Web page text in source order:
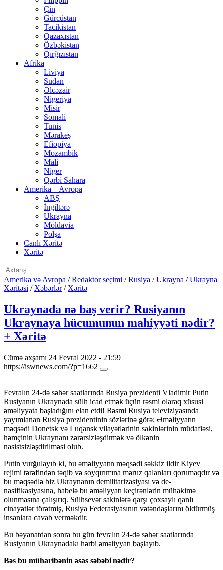
Çin
Gürcüstan
Tacikistan
Qazaxıstan
Özbəkistan
Qırğızıstan
Afrika
Liviya
Sudan
Əlcəzair
Nigeriya
Misir
Somali
Tunis
Mərakeş
Efiopiya
Mozambik
Mali
Niger
Qərbi Sahara
Amerika – Avropa
ABŞ
İngiltərə
Ukrayna
Moldavia
Polşa
Canlı Xəritə
Xəritə
Amerika və Avropa /Redaktor seçimi /Rusiya /Ukrayna /Ukrayna
Xəritəsi / Xəbərlər/ Xəritə
Ukraynada nə baş verir? Rusiyanın
Ukraynaya hücumunun mahiyyəti nədir?
+ Xəritə
Cümə axşamı 24 Fevral 2022 - 21:59
https://iswnews.com/?p=1662
Fevralın 24-də səhər saatlarında Rusiya prezidenti Vladimir Putin
Rusiyanın Ukraynada sülh icad etmək üçün rəsmi olaraq xüsusi
əməliyyata başladığını elan etdi! Rəsmi Rusiya televiziyasında
yayımlanan Rusiya prezidentinin sözlərinə görə; Əməliyyatın
məqsədi Donetsk və Luqansk vilayətlərinin sakinlərinin müdafiəsi,
həmçinin Ukraynanı zərərsizləşdirmək və ölkənin
nasistsizləşdirilməsi olub.
Putin vurğulayıb ki, bu əməliyyatın məqsədi səkkiz ildir Kiyev
rejimi tərəfindən təqib və soyqırımına məruz qalanları qorumaqdır və
bu məqsədlə biz Ukraynanın demilitarizasiyası və de-
nasifikasiyasına, habelə bu əməliyyatı keçirənlərin mühakimə
olunmasına çalışırıq. Sülhsevər sakinlərə qarşı çoxsaylı qanlı
cinayətlər törətmiş, Rusiya Federasiyasının vətəndaşlarını öldürmüş
insanlara cavab verməkdir.
Bu bəyanatdan sonra bu gün fevralın 24-də səhər saatlarında
Rusiyanın Ukraynadakı hərbi əməliyyatı başlayıb.
Bəs bu müharibənin əsas səbəbi nədir?